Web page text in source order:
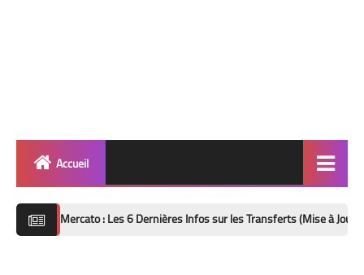
Accueil
: Les 6 Dernières Infos sur les Transferts (Mise à Jour 8 Août 2026)